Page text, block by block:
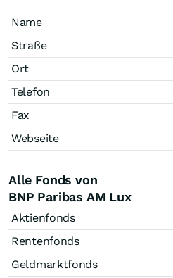
Name
Straße
Ort
Telefon
Fax
Webseite
Alle Fonds von
BNP Paribas AM Lux
Aktienfonds
Rentenfonds
Geldmarktfonds